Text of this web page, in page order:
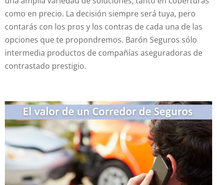
como en precio. La decisión siempre será tuya, pero
contarás con los pros y los contras de cada una de las
opciones que te propondremos. Barón Seguros sólo
intermedia productos de compañías aseguradoras de
contrastado prestigio.